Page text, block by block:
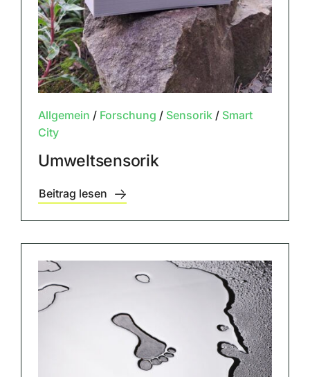
Allgemein / Forschung / Sensorik/ Smart
City
Umweltsensorik
Beitrag lesen